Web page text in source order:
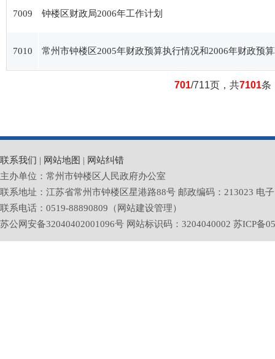
7009 钟楼区财政局2006年工作计划
7010 常州市钟楼区2005年财政预算执行情况和2006年财政预
701/711页，共7101条
联系我们 | 网站地图 | 网站纠错
主办单位：常州市钟楼区人民政府办公室
联系地址：江苏省常州市钟楼区星港路88号 邮政编码：213023 电
联系电话：0519-88890809（网站建设管理）
苏公网安备32040402001096号 网站标识码：3204040002 苏ICP备